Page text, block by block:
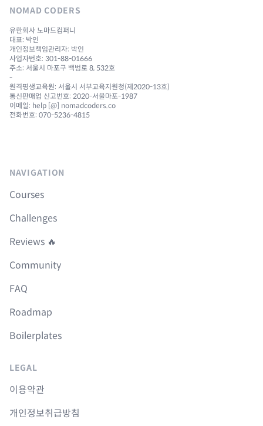
NOMAD CODERS
유한회사 노마드컴퍼니
대표: 박인
개인정보책임관리자: 박인
사업자번호: 301-88-01666
주소: 서울시 마포구 백범로 8, 532호
-
원격평생교육원: 서울시 서부교육지원청(제2020-13호)
통신판매업 신고번호: 2020-서울마포-1987
이메일: help [@] nomadcoders.co
전화번호: 070-5236-4815
NAVIGATION
Courses
Challenges
Reviews 🔥
Community
FAQ
Roadmap
Boilerplates
LEGAL
이용약관
개인정보취급방침